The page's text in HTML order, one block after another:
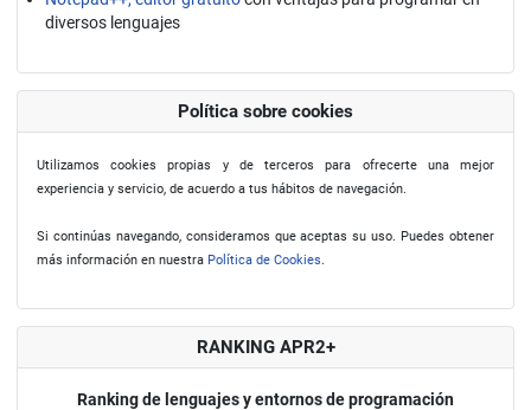
diversos lenguajes
Política sobre cookies
Utilizamos cookies propias y de terceros para ofrecerte una mejor
experiencia y servicio, de acuerdo a tus hábitos de navegación.
Si continúas navegando, consideramos que aceptas su uso. Puedes obtener
más información en nuestra Política de Cookies.
RANKING APR2+
Ranking de lenguajes y entornos de programación